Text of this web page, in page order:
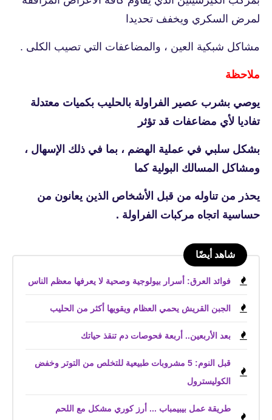
لمرض السكري ويخفف تحديدا
مشاكل شبكية العين ، والمضاعفات التي تصيب الكلى .
ملاحظة
يوصي بشرب عصير الفراولة بالحليب بكميات معتدلة
تفاديا لأي مضاعفات قد تؤثر
بشكل سلبي في عملية الهضم ، بما في ذلك الإسهال ،
ومشاكل المسالك البولية كما
يحذر من تناوله من قبل الأشخاص الذين يعانون من
حساسية اتجاه مركبات الفراولة .
شاهد أيضًا
فوائد العرق: أسرار بيولوجية وصحية لا يعرفها معظم الناس
الجبن القريش يحمي العظام ويقويها أكثر من الحليب
بعد الأربعين.. أربعة فحوصات دم تنقذ حياتك
قبل النوم: 5 مشروبات طبيعية للتخلص من التوتر وخفض
الكوليسترول
طريقة عمل بيبيمباب ... أرز كوري مشكل مع اللحم